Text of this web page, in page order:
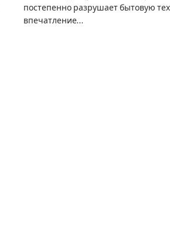
постепенно разрушает бытовую
впечатление…